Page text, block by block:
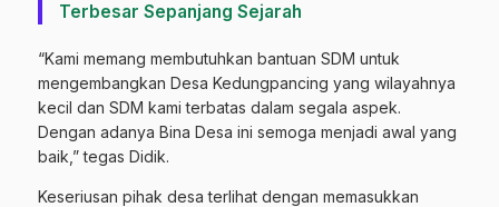
Terbesar Sepanjang Sejarah
“Kami memang membutuhkan bantuan SDM untuk
mengembangkan Desa Kedungpancing yang wilayahnya
kecil dan SDM kami terbatas dalam segala aspek.
Dengan adanya Bina Desa ini semoga menjadi awal yang
baik,” tegas Didik.
Keseriusan pihak desa terlihat dengan memasukkan